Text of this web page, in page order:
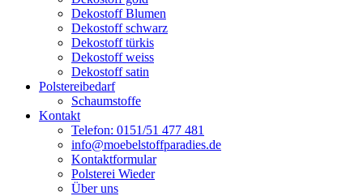
Dekostoff Blumen
Dekostoff schwarz
Dekostoff türkis
Dekostoff weiss
Dekostoff satin
Polstereibedarf
Schaumstoffe
Kontakt
Telefon: 0151/51 477 481
info@moebelstoffparadies.de
Kontaktformular
Polsterei Wieder
Über uns